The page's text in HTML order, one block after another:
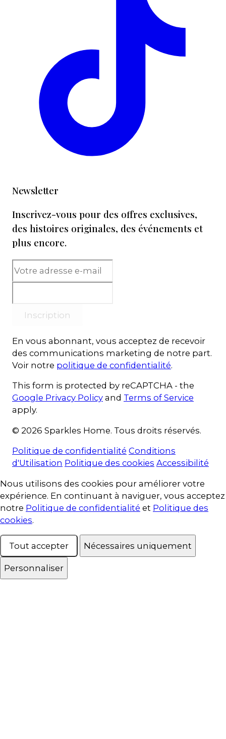
Newsletter
Inscrivez-vous pour des offres exclusives,
des histoires originales, des événements et
plus encore.
Inscription
En vous abonnant, vous acceptez de recevoir
des communications marketing de notre part.
Voir notre politique de confidentialité.
This form is protected by reCAPTCHA - the
Google Privacy Policy and Terms of Service
apply.
© 2026 Sparkles Home. Tous droits réservés.
Politique de confidentialité Conditions
d'Utilisation Politique des cookies Accessibilité
Consentement aux cookies
Nous utilisons des cookies pour améliorer votre
expérience. En continuant à naviguer, vous acceptez
notre Politique de confidentialité et Politique des
cookies.
Tout accepter Nécessaires uniquement
Personnaliser